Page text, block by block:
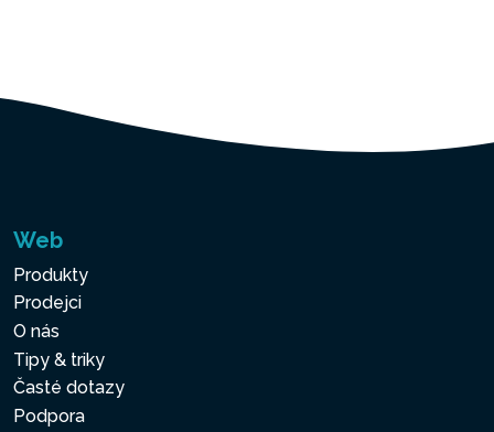
Web
Produkty
Prodejci
O nás
Tipy & triky
Časté dotazy
Podpora